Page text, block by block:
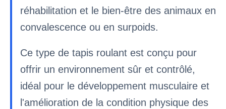
réhabilitation et le bien-être des animaux en
convalescence ou en surpoids.
Ce type de tapis roulant est conçu pour
offrir un environnement sûr et contrôlé,
idéal pour le développement musculaire et
l'amélioration de la condition physique des